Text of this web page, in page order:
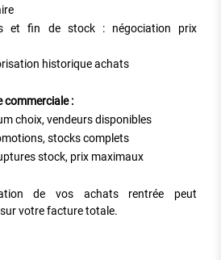
et fin de stock : négociation prix
historique achats
commerciale :
choix, vendeurs disponibles
stocks complets
stock, prix maximaux
de vos achats rentrée peut
votre facture totale.